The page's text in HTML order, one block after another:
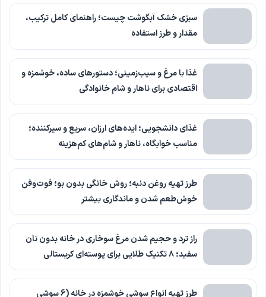
سبزی خشک آبگوشت چیست؛ راهنمای کامل ترکیب،
مقدار و طرز استفاده
غذا با مرغ و سیب‌زمینی؛ دستورهای ساده، خوشمزه و
اقتصادی برای ناهار و شام خانوادگی
غذای دانشجویی؛ ایده‌های ارزان، سریع و سیرکننده؛
مناسب خوابگاه، ناهار و شام‌های کم‌هزینه
طرز تهیه روغن دنبه؛ روش خانگی بدون بو؛ فوت‌وفن
خوش‌طعم شدن و ماندگاری بیشتر
راز ترد و حجیم شدن مرغ سوخاری در خانه بدون نان
سفید؛ ۸ تکنیک طلایی برای پوسته‌ای کریستالی
طرز تهیه انواع سوشی خوشمزه در خانه (6 سوشی